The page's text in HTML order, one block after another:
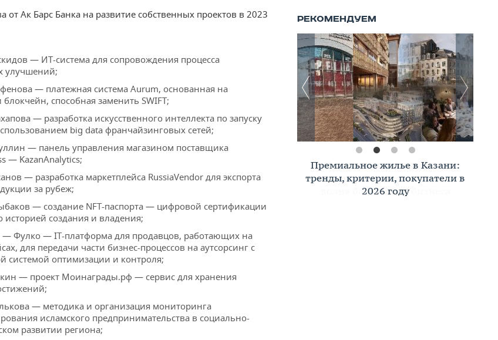
от Ак Барс Банка на развитие собственных проектов в 2023
— ИТ-система для сопровождения процесса
улучшений;
— платежная система Aurum, основанная на
блокчейн, способная заменить SWIFT;
— разработка искусственного интеллекта по запуску
big data франчайзинговых сетей;
— панель управления магазином поставщика
— KazanAnalytics;
— разработка маркетплейса RussiaVendor для экспорта
за рубеж;
— создание NFT-паспорта — цифровой сертификации
историей создания и владения;
— Фулко — IT-платформа для продавцов, работающих на
для передачи части бизнес-процессов на аутсорсинг с
системой оптимизации и контроля;
— проект Моинаграды.рф — сервис для хранения
— методика и организация мониторинга
исламского предпринимательства в социально-
развитии региона;
Премиальное жилье в Казани:
тренды, критерии, покупатели в
2026 году